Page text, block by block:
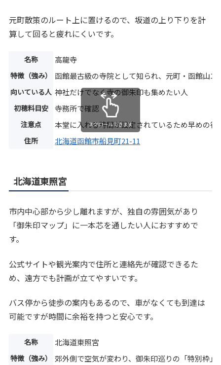
元町散策のルート上に置けるので、坂道の上り下りを計
算して回ると疲れにくいです。
名称 高龍寺
特徴（強み） 函館最古級の寺院として知られ、元町・函館山エ
向いている人 神社だけでなく寺の御朱印も集めたい人
初穂料目安 寺務所で確認
注意点 本堂に入れる時間が設定されているため早めの行
住所 北海道函館市船見町21-11
スクロールできます
北海道東照宮
市内中心部から少し離れますが、独自の雰囲気があり
「御朱印マップ」に一本芯を通したい人におすすめで
す。
公式サイトや観光案内で住所と連絡先が確認できるた
め、遠方でも計画が立てやすいです。
バス停から徒歩の案内もあるので、車がなくても到達は
可能ですが時間に余裕を持つと安心です。
名称 北海道東照宮
特徴（強み） 郊外側で空気が変わり、御朱印巡りの「特別枠」